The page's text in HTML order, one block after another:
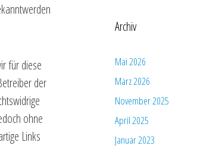
für diese
der
ohne
Links
Archiv
Mai 2026
März 2026
November 2025
April 2025
Januar 2023